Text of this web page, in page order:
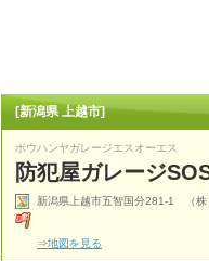
[新潟県 上越市]
ボウハンヤガレージエスオーエス
防犯屋ガレージ
新潟県上越市五智国分281-1 （株
⇒地図を見る